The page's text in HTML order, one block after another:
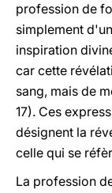
profession de
simplement
inspiration
car cette
sang, mais de
17). Ces
désignent la
celle qui se
La profession